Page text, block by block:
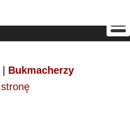
Bukmacherzy
stronę